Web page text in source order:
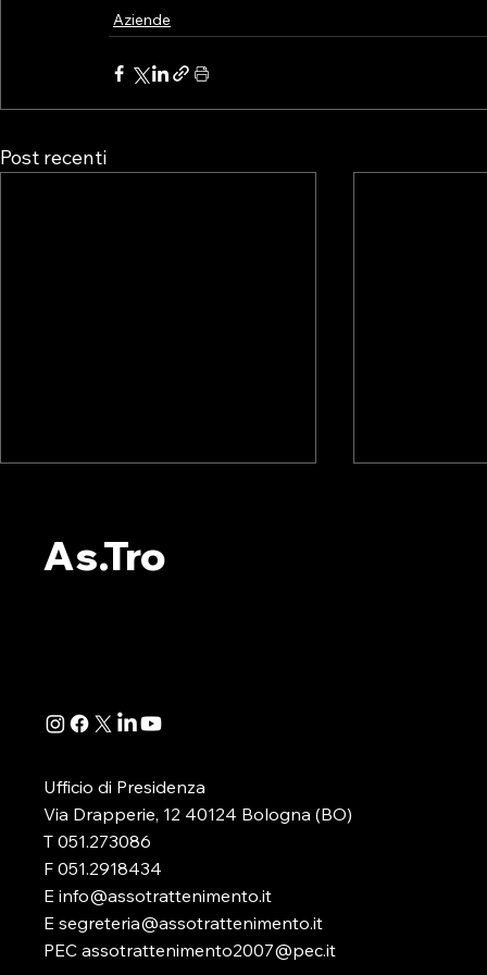
Aziende
Post recenti
DA AS.TRO
Si è appena concluso il webinar,
As.Tro
Ufficio di Presidenza
Via Drapperie, 12 40124 Bologna (BO)
T 051.273086
F 051.2918434
E info@assotrattenimento.it
E segreteria@assotrattenimento.it
PEC assotrattenimento2007@pec.it